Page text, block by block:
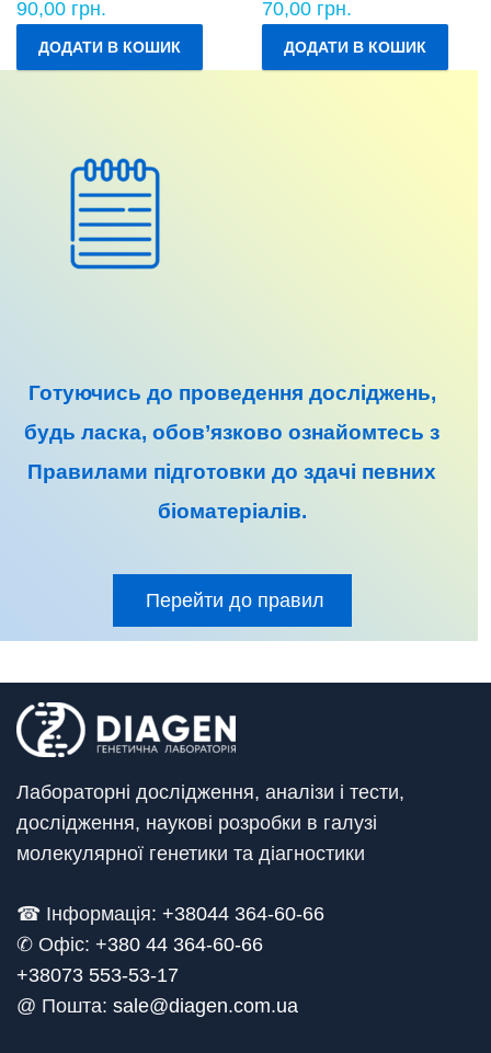
90,00 грн.
ДОДАТИ В КОШИК
70,00 грн.
ДОДАТИ В КОШИК
Готуючись до проведення досліджень,
будь ласка, обов’язково ознайомтесь з
Правилами підготовки до здачі певних
біоматеріалів.
Перейти до правил
Лабораторні дослідження, аналізи і тести,
дослідження, наукові розробки в галузі
молекулярної генетики та діагностики
☎ Інформація: +38044 364-60-66
✆ Офіс: +380 44 364-60-66
+38073 553-53-17
@ Пошта: sale@diagen.com.ua